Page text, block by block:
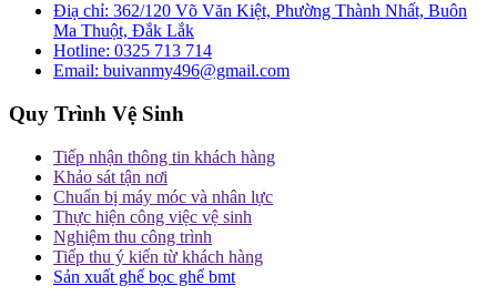
Điạ chỉ: 362/120 Võ Văn Kiệt, Phường Thành Nhất, Buôn
Ma Thuột, Đắk Lắk
Hotline: 0325 713 714
Email: buivanmy496@gmail.com
Quy Trình Vệ Sinh
Tiếp nhận thông tin khách hàng
Khảo sát tận nơi
Chuẩn bị máy móc và nhân lực
Thực hiện công việc vệ sinh
Nghiệm thu công trình
Tiếp thu ý kiến từ khách hàng
Sản xuất ghế bọc ghế bmt